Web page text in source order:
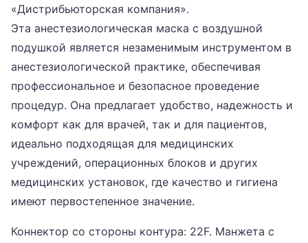
«Дистрибьюторская компания».
Эта анестезиологическая маска с воздушной
подушкой является незаменимым инструментом в
анестезиологической практике, обеспечивая
профессиональное и безопасное проведение
процедур. Она предлагает удобство, надежность и
комфорт как для врачей, так и для пациентов,
идеально подходящая для медицинских
учреждений, операционных блоков и других
медицинских установок, где качество и гигиена
имеют первостепенное значение.
Коннектор со стороны контура: 22F. Манжета с